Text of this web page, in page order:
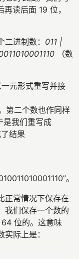
读后面 19 位，
进制数： 011 |
（数
一元形式重写并接
第二个数也作同样
是我们重写成
结果
。
正常情况下保存在
我们保存一个数的
位的。这意味
际上是：